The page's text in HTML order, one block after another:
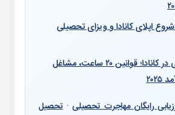
اپلای کانادا و ویزای تحصیلی
کار دانشجویی در کانادا؛ قوانین ۲۰ ساعت، مشاغل
رایگان مهاجرت تحصیلی ·تحصیل